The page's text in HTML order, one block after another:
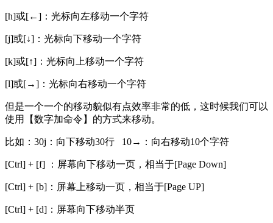
[h]或[←]：光标向左移动一个字符
[j]或[↓]：光标向下移动一个字符
[k]或[↑]：光标向上移动一个字符
[l]或[→]：光标向右移动一个字符
但是一个一个的移动貌似有点效率非常的低，这时候我们可以
使用【数字加命令】的方式来移动。
比如：30j：向下移动30行 10→：向右移动10个字符
[Ctrl] + [f] ：屏幕向下移动一页，相当于[Page Down]
[Ctrl] + [b]：屏幕上移动一页，相当于[Page UP]
[Ctrl] + [d]：屏幕向下移动半页